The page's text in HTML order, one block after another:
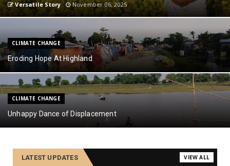
Versatile Story November 06, 2025
CLIMATE CHANGE
Eroding Hope At Highland
CLIMATE CHANGE
Unhappy Dance of Displacement
HEALTH
LATEST UPDATES VIEW ALL